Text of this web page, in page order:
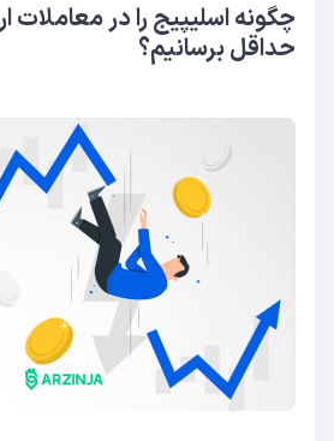
چگونه اسلیپیج را در معاملات
حداقل برسانیم؟